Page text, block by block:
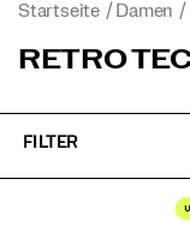
Startseite Damen
RETRO
FILTER